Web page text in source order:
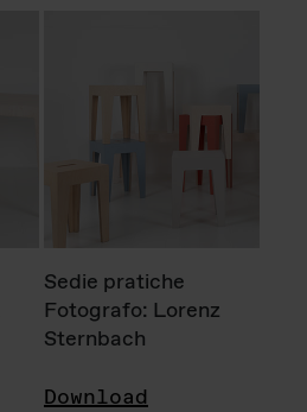
Sedie pratiche
Fotografo: Lorenz
Sternbach
Download